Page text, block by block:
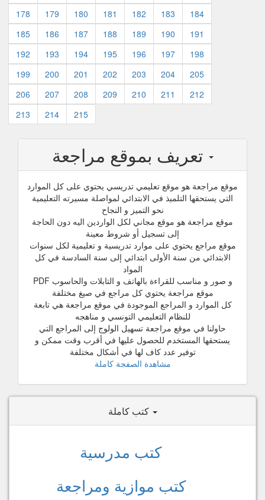
178
179 180 181 182 183
184
185
186 187 188 189 190
191
192
193 194 195 196 197
198
199
200 201 202 203 204
205
206
207 208 209 210 211
212
213
214 215
تعريف بموقع مراجعة
موقع مراجعة هو موقع تعليمي تدريسي يحتوي على كل الموارد
التي يستحقها التلميذ في الابتدائي لمواصلة مسيرته التعليمية
نحو التميز و النجاح
موقع مراجعة هو موقع مجاني لكل الواردين اليه دون الحاجة
إلى تسجيل أو شروط معينة
موقع مراجع يحتوي على موارد تدريسية و تعليمية لكل سنوات
الابتدائي من سنة الأولى ابتدائي إلى سنة السادسة في كل
المواد
و صور و مناسب للقراءة بالهاتف و التابلات والحاسوب PDF
موقع مراجعة يحتوي كل مراجع في صيغ مختلفة
كل الموارد و المراجع الموجودة في موقع مراجعة هي تابعة
للنظام التعليمي التونسي و مناهجه
حاولنا في موقع مراجعة تسهيل الولوج إلى المراجع التي
يستحقها المستخدم للحصول عليها في أقرب وقت ممكن و
توفير عدد كاف لها في أشكال مختلفة
مشاهدة الصفجة كاملة
كتب كاملة
كتب مدرسية
كتب موازية ومراجعة